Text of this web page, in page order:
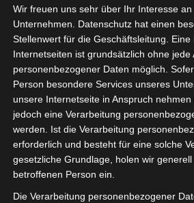
Meisterschaft an
Ligue 1 Pro:
Spieltage der
Ligue 2 Pro
Saison beginnt am
September 2026
Internationaler
lehnt Eilverfahren
steuert auf die
Tunesien
Wir freuen uns sehr über Ihr Interesse an
Unternehmen. Datenschutz hat einen
Stellenwert für die Geschäftsleitung. Eine
Internetseiten ist grundsätzlich ohne jede
personenbezogener Daten möglich.
Person besondere Services unseres
unsere Internetseite in Anspruch
jedoch eine Verarbeitung
werden. Ist die Verarbeitung
erforderlich und besteht für eine solche
gesetzliche Grundlage, holen wir
betroffenen Person ein.
Die Verarbeitung personenbezogener